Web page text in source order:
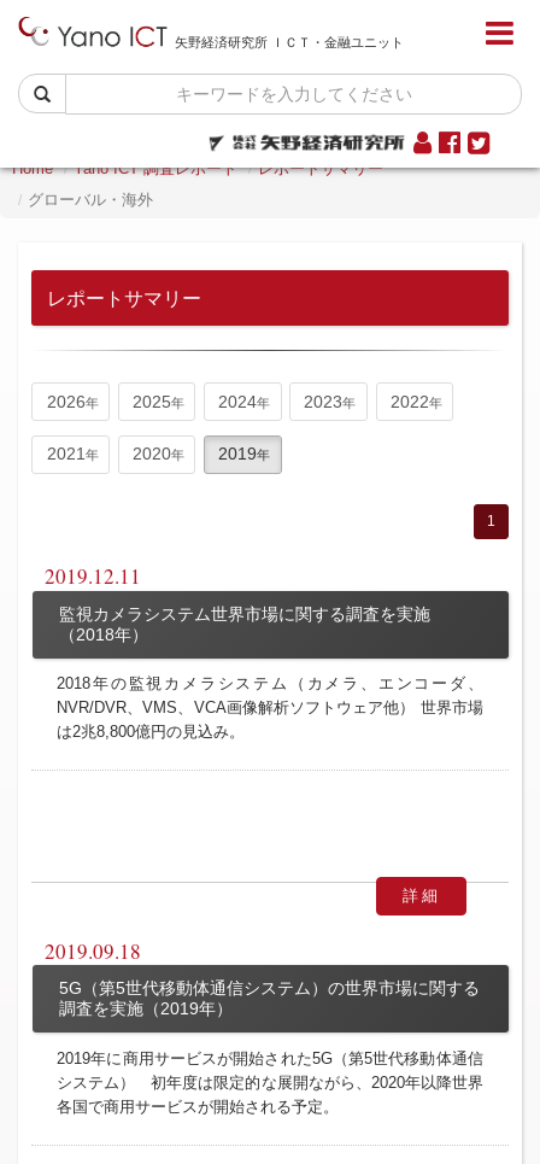
矢野経済研究所 ＩＣＴ・金融ユニット
Home Yano ICT 調査レポート
レポートサマリー
グローバル・海外
レポートサマリー
2026 2025 2024 2023 2022
2021 2020 2019
1
2019.12.11
監視カメラシステム世界市場に関する調査を実施
（2018年）
2018年の監視カメラシステム（カメラ、エンコーダ、
NVR/DVR、VMS、VCA画像解析ソフトウェア他） 世界市場
は2兆8,800億円の見込み。
詳細
2019.09.18
5G（第5世代移動体通信システム）の世界市場に関する
調査を実施（2019年）
2019年に商用サービスが開始された5G（第5世代移動体通信
システム） 初年度は限定的な展開ながら、2020年以降世界
各国で商用サービスが開始される予定。